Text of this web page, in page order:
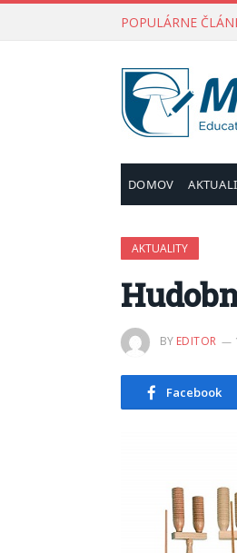
POPULÁRNE
DOMOV
AKTUALITY
BY EDITOR
Facebook